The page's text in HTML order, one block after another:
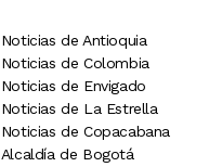
Noticias de Antioquia
Noticias de Colombia
Noticias de Envigado
Noticias de La Estrella
Noticias de Copacabana
Alcaldía de Bogotá